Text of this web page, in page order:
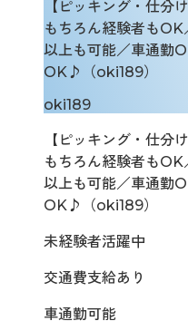
【ピッキング・仕分
もちろん経験者も
以上も可能／車通勤
OK♪（oki189）
oki189
【ピッキング・仕分
もちろん経験者も
以上も可能／車通勤
OK♪（oki189）
未経験者活躍中
交通費支給あり
車通勤可能